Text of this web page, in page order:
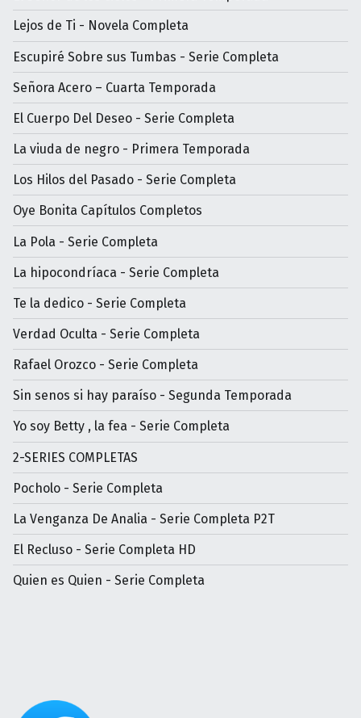
Lejos de Ti - Novela Completa
Escupiré Sobre sus Tumbas - Serie Completa
Señora Acero – Cuarta Temporada
El Cuerpo Del Deseo - Serie Completa
La viuda de negro - Primera Temporada
Los Hilos del Pasado - Serie Completa
Oye Bonita Capítulos Completos
La Pola - Serie Completa
La hipocondríaca - Serie Completa
Te la dedico - Serie Completa
Verdad Oculta - Serie Completa
Rafael Orozco - Serie Completa
Sin senos si hay paraíso - Segunda Temporada
Yo soy Betty , la fea - Serie Completa
2-SERIES COMPLETAS
Pocholo - Serie Completa
La Venganza De Analia - Serie Completa P2T
El Recluso - Serie Completa HD
Quien es Quien - Serie Completa